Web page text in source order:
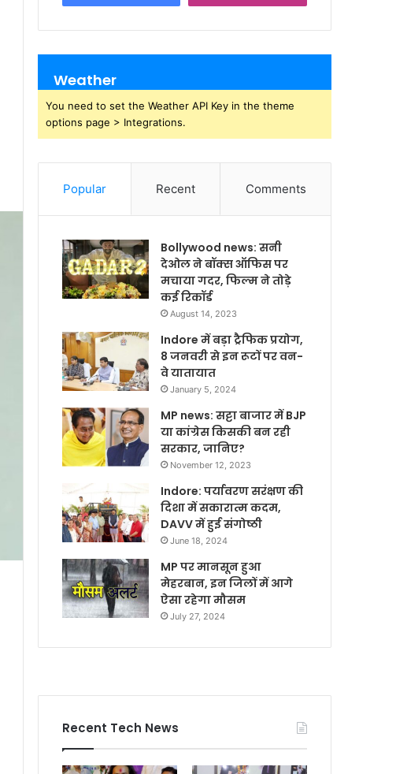
Weather
You need to set the Weather API Key in the theme
options page > Integrations.
Popular Recent Comments
Bollywood news: सनी
देओल ने बॉक्स ऑफिस पर
मचाया गदर, फिल्म ने तोड़े
कई रिकॉर्ड
August 14, 2023
Indore में बड़ा ट्रैफिक प्रयोग,
8 जनवरी से इन रूटों पर वन-
वे यातायात
January 5, 2024
MP news: सट्टा बाजार में BJP
या कांग्रेस किसकी बन रही
सरकार, जानिए?
November 12, 2023
Indore: पर्यावरण सरंक्षण की
दिशा में सकारात्म कदम,
DAVV में हुई संगोष्ठी
June 18, 2024
MP पर मानसून हुआ
मेहरबान, इन जिलों में आगे
ऐसा रहेगा मौसम
July 27, 2024
Recent Tech News